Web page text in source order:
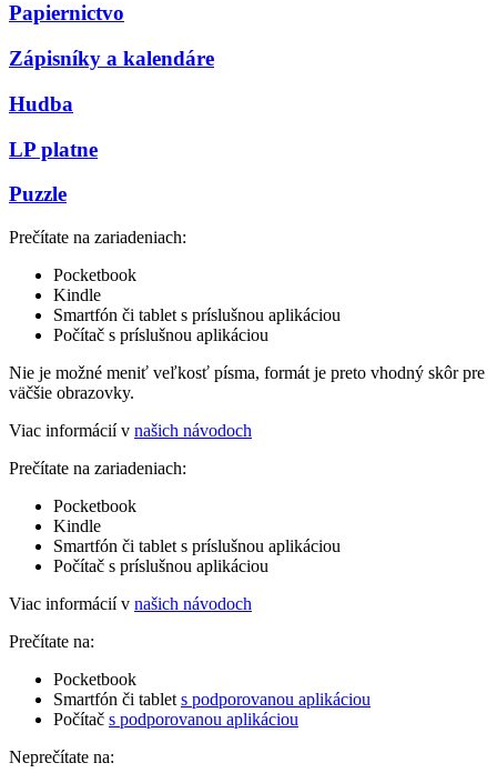
Papiernictvo
Zápisníky a kalendáre
Hudba
LP platne
Puzzle
Prečítate na zariadeniach:
Pocketbook
Kindle
Smartfón či tablet s príslušnou aplikáciou
Počítač s príslušnou aplikáciou
Nie je možné meniť veľkosť písma, formát je preto vhodný skôr pre
väčšie obrazovky.
Viac informácií v našich návodoch
Prečítate na zariadeniach:
Pocketbook
Kindle
Smartfón či tablet s príslušnou aplikáciou
Počítač s príslušnou aplikáciou
Viac informácií v našich návodoch
Prečítate na:
Pocketbook
Smartfón či tablet s podporovanou aplikáciou
Počítač s podporovanou aplikáciou
Neprečítate na: